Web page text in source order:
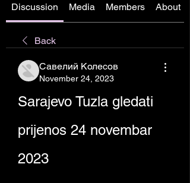
Discussion Media Members About
Back
Савелий Колесов
November 24, 2023
Sarajevo Tuzla gledati
prijenos 24 novembar
2023